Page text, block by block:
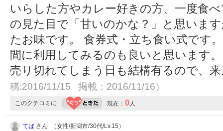
いらした方やカレー好きの方、一度食
の見た目で「甘いのかな？」と思いま
たお味です。 食券式・立ち食い式です
間に利用してみるのも良いと思います
売り切れてしまう日も結構有るので、
稿:2016/11/15 掲載：2016/11/16）
このクチコミに 現在： 0 人
てば さん （女性/新潟市/30代/Lv.15）